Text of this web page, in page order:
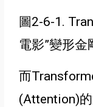
圖2-6-1.
電影”變形金
而
(Attention)